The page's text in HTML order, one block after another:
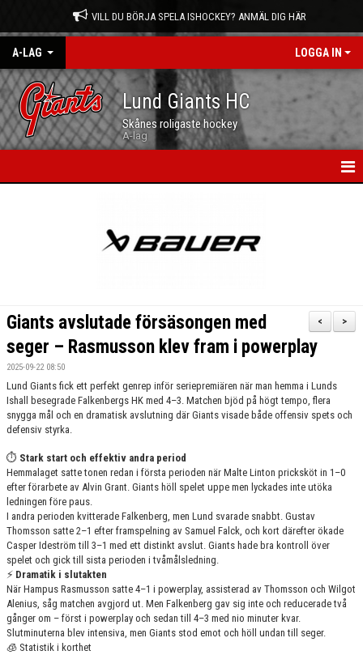
VILL DU BÖRJA SPELA ISHOCKEY? ANMÄL DIG HÄR
A-LAG LOGGA IN
Lund Giants HC
Skånes roligaste hockey
A-lag
BILDGALLERI
DOKUMENT
>
<
Giants avslutade försäsongen med
seger – Rasmusson klev fram i powerplay
2025-09-22 08:50
Lund Giants fick ett perfekt genrep inför seriepremiären när man hemma i Lunds
Ishall besegrade Falkenbergs HK med 4–3. Matchen bjöd på högt tempo, flera
snygga mål och en dramatisk avslutning där Giants visade både offensiv spets och
defensiv styrka.
⏱️ Stark start och effektiv andra period
Hemmalaget satte tonen redan i första perioden när Malte Linton pricksköt in 1–0
efter förarbete av Alvin Grant. Giants höll spelet uppe men lyckades inte utöka
ledningen före paus.
I andra perioden kvitterade Falkenberg, men Lund svarade snabbt. Gustav
Thomsson satte 2–1 efter framspelning av Samuel Falck, och kort därefter ökade
Casper Ideström till 3–1 med ett distinkt avslut. Giants hade bra kontroll över
spelet och gick till sista perioden i tvåmålsledning.
⚡ Dramatik i slutakten
När Hampus Rasmusson satte 4–1 i powerplay, assisterad av Thomsson och Wilgot
Alenius, såg matchen avgjord ut. Men Falkenberg gav sig inte och reducerade två
gånger om – först i powerplay och sedan till 4–3 med nio minuter kvar.
Slutminuterna blev intensiva, men Giants stod emot och höll undan till seger.
🧊 Statistik i korthet